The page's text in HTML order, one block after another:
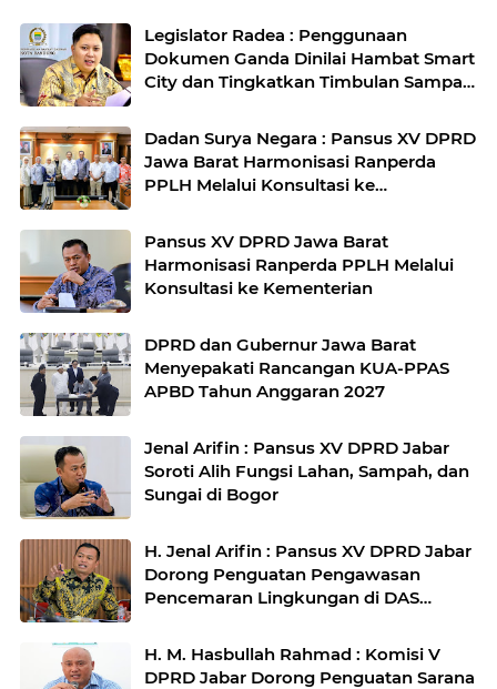
Legislator Radea : Penggunaan
Dokumen Ganda Dinilai Hambat Smart
City dan Tingkatkan Timbulan Sampah
Dadan Surya Negara : Pansus XV DPRD
Jawa Barat Harmonisasi Ranperda
PPLH Melalui Konsultasi ke
Pansus XV DPRD Jawa Barat
Harmonisasi Ranperda PPLH Melalui
Konsultasi ke Kementerian
DPRD dan Gubernur Jawa Barat
Menyepakati Rancangan KUA-PPAS
APBD Tahun Anggaran 2027
Jenal Arifin : Pansus XV DPRD Jabar
Soroti Alih Fungsi Lahan, Sampah, dan
Sungai di Bogor
H. Jenal Arifin : Pansus XV DPRD Jabar
Dorong Penguatan Pengawasan
Pencemaran Lingkungan di DAS
H. M. Hasbullah Rahmad : Komisi V
DPRD Jabar Dorong Penguatan Sarana